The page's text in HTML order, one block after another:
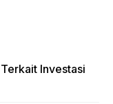
Investasi